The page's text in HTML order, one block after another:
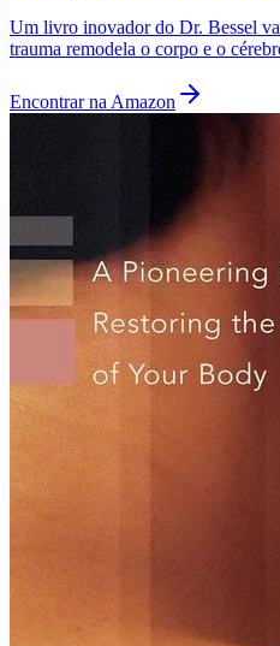
Um livro inovador do Dr. Bessel
trauma remodela o corpo e o
Encontrar na Amazon